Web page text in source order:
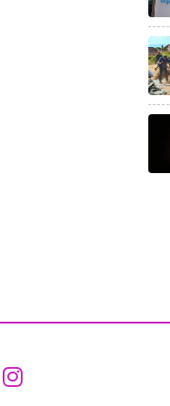
Aceder ao
Aceder ao